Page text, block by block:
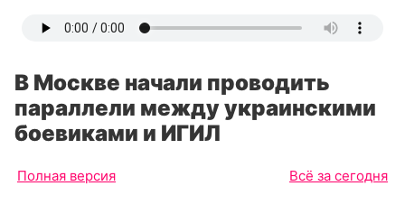
В Москве начали проводить
параллели между украинскими
боевиками и ИГИЛ
Полная версия Всё за сегодня